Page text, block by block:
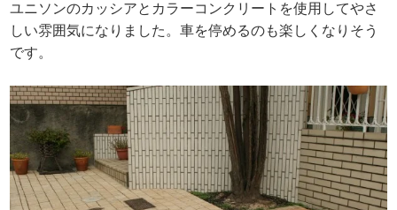
ユニソンのカッシアとカラーコンクリートを使用してやさ
しい雰囲気になりました。車を停めるのも楽しくなりそう
です。